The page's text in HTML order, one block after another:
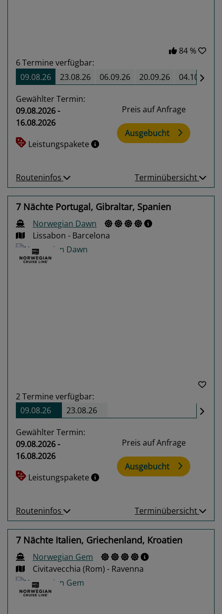
84 %
6Termine verfügbar:
09.08.26
23.08.26 06.09.26 20.09.26 04.10.26
Gewählter Termin:
09.08.2026 -
16.08.2026
Leistungspakete
Preis auf Anfrage
Ausgebucht
Routeninfos Terminübersicht
7 Nächte Portugal, Gibraltar, Spanien
Norwegian Dawn
Lissabon - Barcelona
2Termine verfügbar:
09.08.26
23.08.26
Gewählter Termin:
09.08.2026 -
16.08.2026
Leistungspakete
Preis auf Anfrage
Ausgebucht
Routeninfos Terminübersicht
7 Nächte Italien, Griechenland, Kroatien
Norwegian Gem
Civitavecchia (Rom) - Ravenna